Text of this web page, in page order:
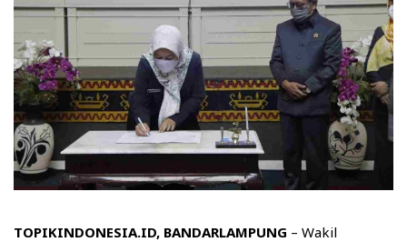
TOPIKINDONESIA.ID, BANDARLAMPUNG – Wakil